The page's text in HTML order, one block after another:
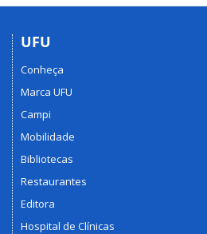
UFU
Conheça
Marca UFU
Campi
Mobilidade
Bibliotecas
Restaurantes
Editora
Hospital de Clínicas